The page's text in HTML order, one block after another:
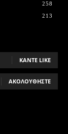
258
213
ΚΆΝΤΕ LIKE
ΑΚΟΛΟΥΘΉΣΤΕ